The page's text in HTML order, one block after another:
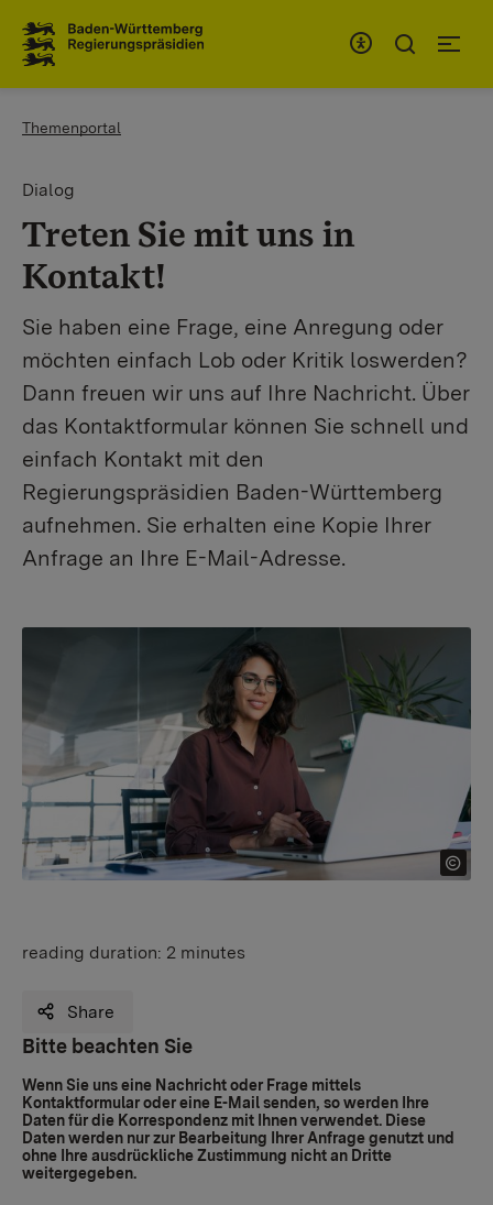
You are here:
Themenportal
reading duration: 2 minutes
Share
Dialog
Treten Sie mit uns in
Kontakt!
Sie haben eine Frage, eine Anregung oder
möchten einfach Lob oder Kritik loswerden?
Dann freuen wir uns auf Ihre Nachricht. Über
das Kontaktformular können Sie schnell und
einfach Kontakt mit den
Regierungspräsidien Baden-Württemberg
aufnehmen. Sie erhalten eine Kopie Ihrer
Anfrage an Ihre E-Mail-Adresse.
Bitte beachten Sie
Wenn Sie uns eine Nachricht oder Frage mittels
Kontaktformular oder eine E-Mail senden, so werden Ihre
Daten für die Korrespondenz mit Ihnen verwendet. Diese
Daten werden nur zur Bearbeitung Ihrer Anfrage genutzt und
ohne Ihre ausdrückliche Zustimmung nicht an Dritte
weitergegeben.